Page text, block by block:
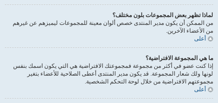
لماذا تظهر بعض المجموعات بلون مختلف؟
من الممكن أن يكون مدير المنتدى خصص ألوان معينة للمجموعات ليميزهم عن غيرهم
من الأعضاء الآخرين.
أعلى
ما هي المجموعة الافتراضية؟
إذا كنت عضو في أكثر من مجموعة فمجموعتك الافتراضية هي التي يكون اسمك بنفس
لونها ولك شعار المجموعة. قد يكون مدير المنتدى أعطى الصلاحية للأعضاء بتغير
مجموعتهم الافتراضية من خلال لوحة التحكم الشخصية.
أعلى